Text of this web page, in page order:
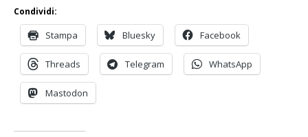
Condividi:
Stampa Bluesky Facebook
Threads Telegram WhatsApp
Mastodon